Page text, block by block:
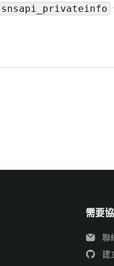
snsapi_privateinfo
需要
聯
建